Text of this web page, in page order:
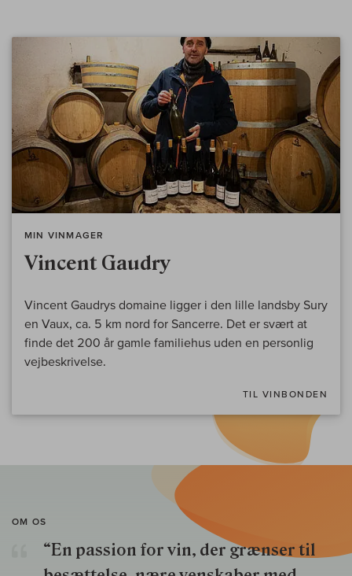
MIN VINMAGER
Vincent Gaudry
Vincent Gaudrys domaine ligger i den lille landsby Sury
en Vaux, ca. 5 km nord for Sancerre. Det er svært at
finde det 200 år gamle familiehus uden en personlig
vejbeskrivelse.
TIL VINBONDEN
OM OS
“En passion for vin, der grænser til